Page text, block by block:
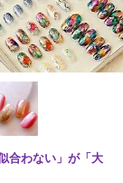
合わない」が「大